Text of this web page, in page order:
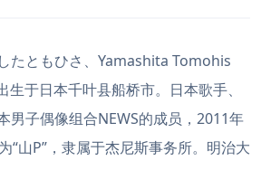
ともひさ、Yamashita Tomohis
于日本千叶县船桥市。日本歌手、
男子偶像组合NEWS的成员，2011年
“山P”，隶属于杰尼斯事务所。明治大